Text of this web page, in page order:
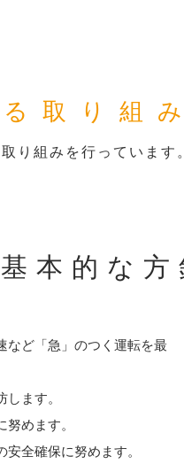
取り組み
り組みを行っています
本的な方
など「急」のつく運転を最
ます。
めます。
全確保に努めます。